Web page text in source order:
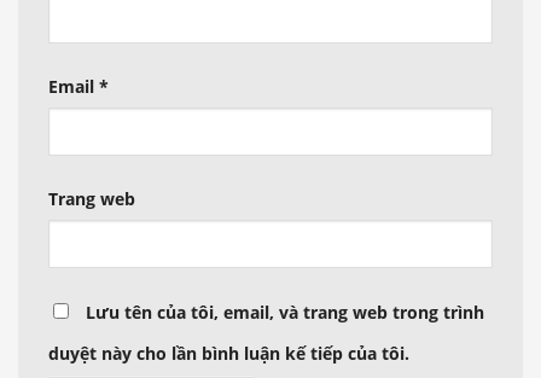
Email *
Trang web
Lưu tên của tôi, email, và trang web trong trình
duyệt này cho lần bình luận kế tiếp của tôi.